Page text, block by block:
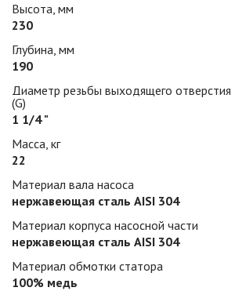
Высота, мм
230
Глубина, мм
190
Диаметр резьбы выходящего отверстия
(G)
1 1/4 "
Масса, кг
22
Материал вала насоса
нержавеющая сталь AISI 304
Материал корпуса насосной части
нержавеющая сталь AISI 304
Материал обмотки статора
100% медь